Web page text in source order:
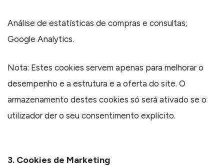
Análise de estatísticas de compras e consultas;
Google Analytics.
Nota: Estes cookies servem apenas para melhorar o
desempenho e a estrutura e a oferta do site. O
armazenamento destes cookies só será ativado se o
utilizador der o seu consentimento explícito.
3. Cookies de Marketing